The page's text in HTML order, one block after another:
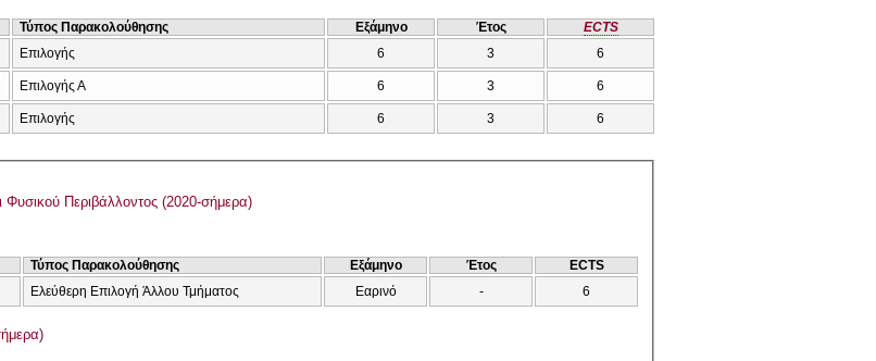
Τύπος Παρακολούθησης Εξάμηνο Έτος
ECTS
Επιλογής 6 3 6
Επιλογής Α 6 3 6
Επιλογής 6 3 6
Περιβάλλοντος (2020-σήμερα)
Τύπος Παρακολούθησης Εξάμηνο Έτος
ECTS
Ελεύθερη Επιλογή Άλλου Τμήματος Εαρινό - 6